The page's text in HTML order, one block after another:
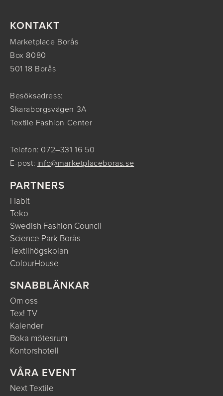
KONTAKT
Marketplace Borås
Box 8080
501 18 Borås
Besöksadress:
Skaraborgsvägen 3A
Textile Fashion Center
Telefon: 072–331 16 50
E-post: info@marketplaceboras.se
PARTNERS
Habit
Teko
Swedish Fashion Council
Science Park Borås
Textilhögskolan
ColourHouse
SNABBLÄNKAR
Om oss
Tex! TV
Kalender
Boka mötesrum
Kontorshotell
VÅRA EVENT
Next Textile